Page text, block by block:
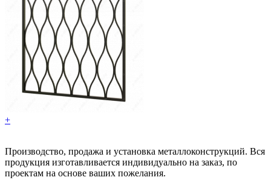
+
Производство, продажа и установка металлоконструкций. Вся
продукция изготавливается индивидуально на заказ, по
проектам на основе ваших пожелания.